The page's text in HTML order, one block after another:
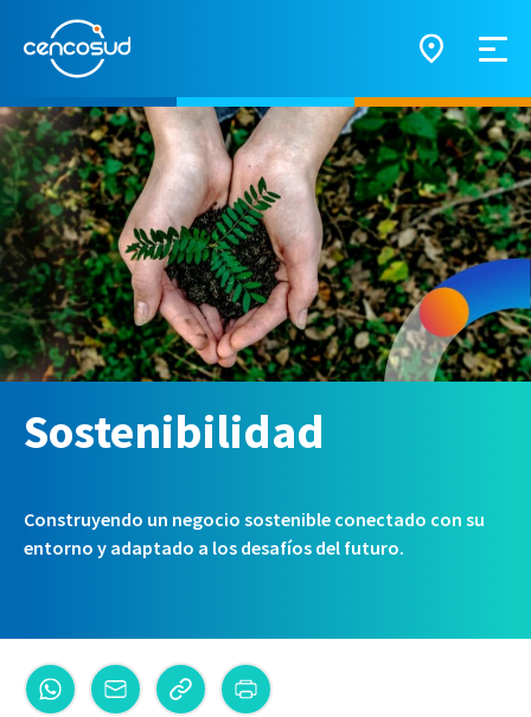
Sostenibilidad
Construyendo un negocio sostenible conectado con su
entorno y adaptado a los desafíos del futuro.